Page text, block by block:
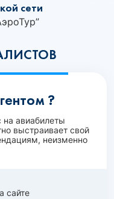
сети
?
на авиабилеты
выстраивает свой
неизменно
сайте